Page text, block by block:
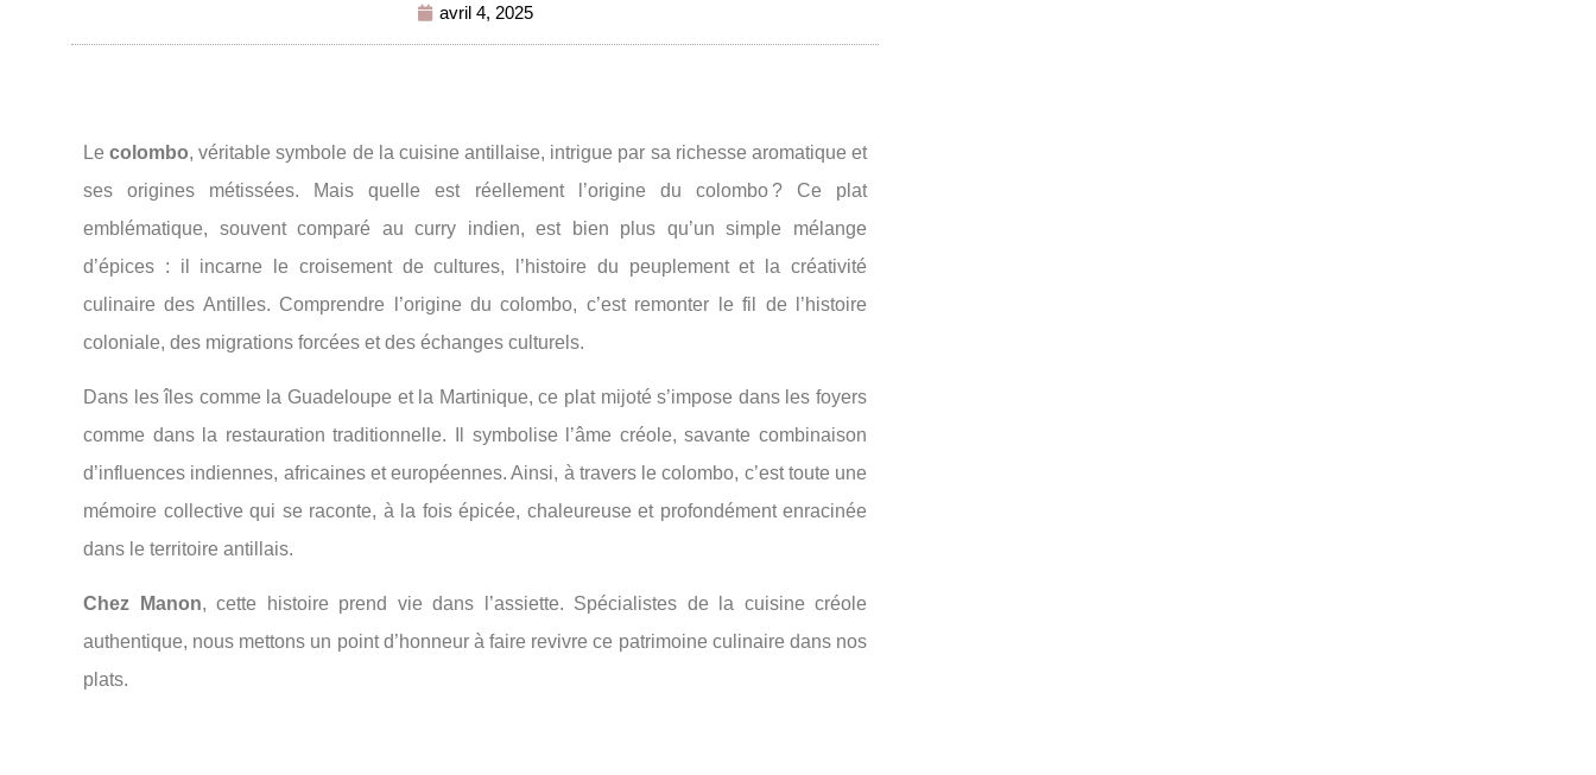
avril 4, 2025
Lecolombo, véritable symbole de la cuisine antillaise, intrigue par sa richesse aromatique et
ses origines métissées. Mais quelle est réellement l’origine du colombo ? Ce plat
emblématique, souvent comparé au curry indien, est bien plus qu’un simple mélange
d’épices : il incarne le croisement de cultures, l’histoire du peuplement et la créativité
culinaire des Antilles. Comprendre l’origine du colombo, c’est remonter le fil de l’histoire
coloniale, des migrations forcées et des échanges culturels.
Dans les îles comme la Guadeloupe et la Martinique, ce plat mijoté s’impose dans les foyers
comme dans la restauration traditionnelle. Il symbolise l’âme créole, savante combinaison
d’influences indiennes, africaines et européennes. Ainsi, à travers le colombo, c’est toute une
mémoire collective qui se raconte, à la fois épicée, chaleureuse et profondément enracinée
dans le territoire antillais.
Chez Manon, cette histoire prend vie dans l’assiette. Spécialistes de la cuisine créole
authentique, nous mettons un point d’honneur à faire revivre ce patrimoine culinaire dans nos
plats.